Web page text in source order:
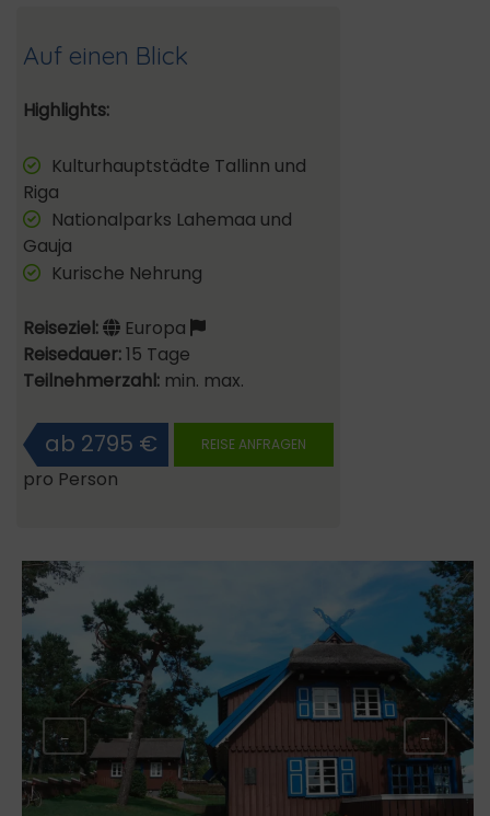
Auf einen Blick
Highlights:
Kulturhauptstädte Tallinn und
Riga
Nationalparks Lahemaa und
Gauja
Kurische Nehrung
Reiseziel:
Europa
Reisedauer:15 Tage
Teilnehmerzahl:min. max.
REISE ANFRAGEN
ab 2795 €
pro Person
← →